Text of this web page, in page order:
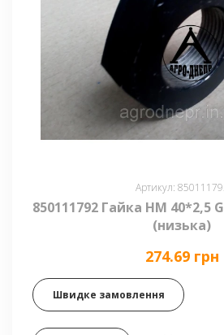
Артикул:
850111792 Гайка НМ 40*2,5
(низька)
274.69 грн
Швидке замовлення